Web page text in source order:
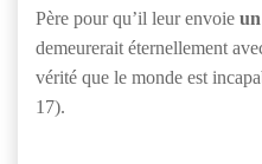
Père pour qu’il leur envoie
demeurerait éternellement
vérité que le monde est
17).